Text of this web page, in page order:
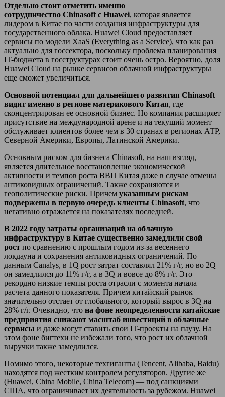
Отдельно стоит отметить именно
сотрудничество Chinasoft с Huawei, которая является
лидером в Китае по части создания инфраструктуры для
государственного облака. Huawei Cloud предоставляет
сервисы по модели XaaS (Everything as a Service), что как раз
актуально для госсектора, поскольку проблема планирования
IT-бюджета в госструктурах стоит очень остро. Вероятно, доля
Huawei Cloud на рынке сервисов облачной инфраструктуры
еще сможет увеличиться.
Основной потенциал для дальнейшего развития Chinasoft
видит именно в регионе материкового Китая, где
сконцентрирован ее основной бизнес. Но компания расширяет
присутствие на международной арене и на текущий момент
обслуживает клиентов более чем в 30 странах в регионах АТР,
Северной Америки, Европы, Латинской Америки.
Основным риском для бизнеса Chinasoft, на наш взгляд,
является длительное восстановление экономической
активности и темпов роста ВВП Китая даже в случае отмены
антиковидных ограничений. Также сохраняются и
геополитические риски. Причем указанным рискам
подвержены в первую очередь клиенты Chinasoft, что
негативно отражается на показателях последней.
В 2022 году затраты организаций на облачную
инфраструктуру в Китае существенно замедлили свой
рост по сравнению с прошлым годом из-за весеннего
локдауна и сохранения антиковидных ограничений. По
данным Canalys, в 1Q рост затрат составлял 21% г/г, но во 2Q
он замедлился до 11% г/г, а в 3Q и вовсе до 8% г/г. Это
рекордно низкие темпы роста отрасли с момента начала
расчета данного показателя. Причем китайский рынок
значительно отстает от глобального, который вырос в 3Q на
28% г/г. Очевидно, что на фоне неопределенности китайские
предприятия снижают масштаб инвестиций в облачные
сервисы и даже могут ставить свои IT-проекты на паузу. На
этом фоне бигтехи не избежали того, что рост их облачной
выручки также замедлился.
Помимо этого, некоторые техгиганты (Tencent, Alibaba, Baidu)
находятся под жестким контролем регуляторов. Другие же
(Huawei, China Mobile, China Telecom) — под санкциями
США, что ограничивает их деятельность за рубежом. Huawei